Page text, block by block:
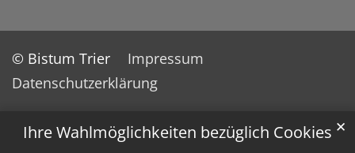
Ihre Wahlmöglichkeiten bezüglich Cookies ✕
© Bistum Trier
Impressum
Datenschutzerklärung